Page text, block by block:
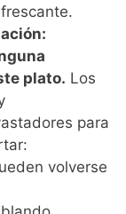
plato. Los
para
volverse